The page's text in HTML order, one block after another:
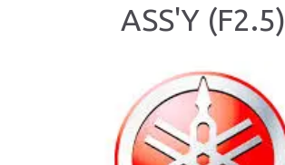
ASS'Y (F2.5)